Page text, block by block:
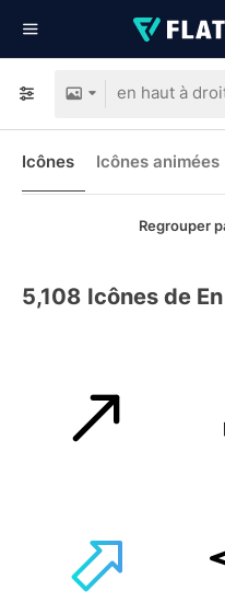
Icônes Icônes animées
Regrouper
5,108 Icônes de